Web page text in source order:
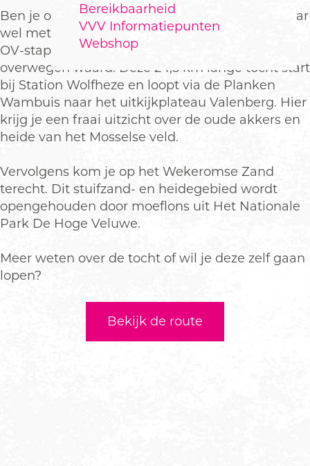
Bereikbaarheid
VVV Informatiepunten
Webshop
Ben je op zoek naar een stevige wandeling, maar
wel met een goede bereikbaarheid? Dan is de
OV-stapper langs het Wekeromse Zand het
overwegen waard. Deze 24,5 km lange tocht start
bij Station Wolfheze en loopt via de Planken
Wambuis naar het uitkijkplateau Valenberg. Hier
krijg je een fraai uitzicht over de oude akkers en
heide van het Mosselse veld.
Vervolgens kom je op het Wekeromse Zand
terecht. Dit stuifzand- en heidegebied wordt
opengehouden door moeflons uit Het Nationale
Park De Hoge Veluwe.
Meer weten over de tocht of wil je deze zelf gaan
lopen?
Bekijk de route